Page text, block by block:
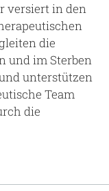
versiert in den
die
und im Sterben
unterstützen
Team
die